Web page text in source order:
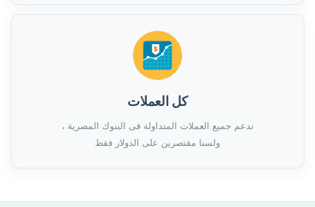
كل العملات
ندعم جميع العملات المتداولة فى البنوك المصرية ،
ولسنا مقتصرين على الدولار فقط